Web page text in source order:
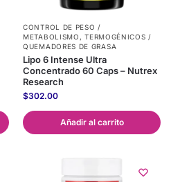
CONTROL DE PESO /
METABOLISMO ,TERMOGÉNICOS /
QUEMADORES DE GRASA
Lipo 6 Intense Ultra
Concentrado 60 Caps – Nutrex
Research
$302.00
Añadir al carrito